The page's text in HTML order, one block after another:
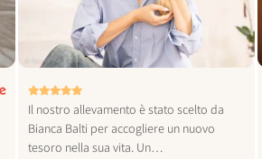
© foto vogue italia
Il nostro allevamento è stato scelto da
Bianca Balti per accogliere un nuovo
tesoro nella sua vita. Un…